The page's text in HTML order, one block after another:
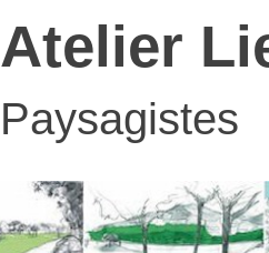
Atelier
Paysagistes